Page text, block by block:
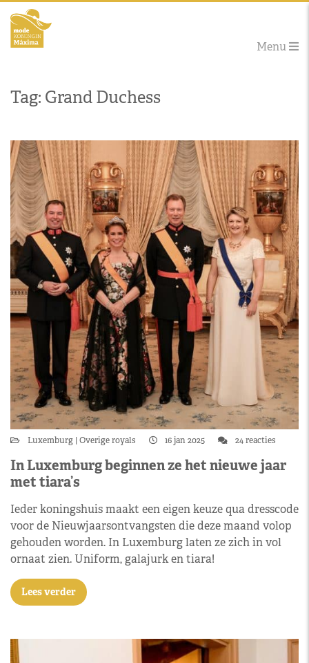
Menu
Tag: Grand Duchess
Luxemburg Overige royals 16 jan 2025 24 reacties
In Luxemburg beginnen ze het nieuwe jaar
met tiara’s
Ieder koningshuis maakt een eigen keuze qua dresscode
voor de Nieuwjaarsontvangsten die deze maand volop
gehouden worden. In Luxemburg laten ze zich in vol
ornaat zien. Uniform, galajurk en tiara!
Lees verder